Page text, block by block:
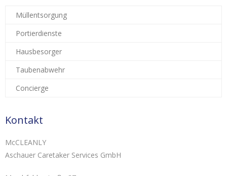
Müllentsorgung
Portierdienste
Hausbesorger
Taubenabwehr
Concierge
Kontakt
McCLEANLY
Aschauer Caretaker Services GmbH